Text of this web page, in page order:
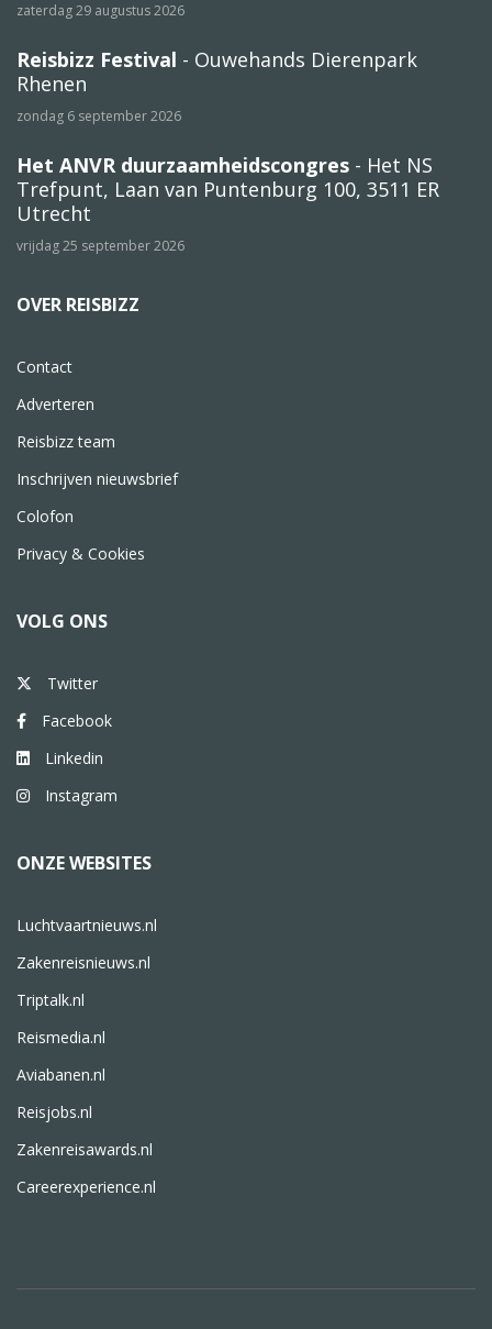
zaterdag 29 augustus 2026
Reisbizz Festival - Ouwehands Dierenpark
Rhenen
zondag 6 september 2026
Het ANVR duurzaamheidscongres - Het NS
Trefpunt, Laan van Puntenburg 100, 3511 ER
Utrecht
vrijdag 25 september 2026
OVER REISBIZZ
Contact
Adverteren
Reisbizz team
Inschrijven nieuwsbrief
Colofon
Privacy & Cookies
VOLG ONS
Twitter
Facebook
Linkedin
Instagram
ONZE WEBSITES
Luchtvaartnieuws.nl
Zakenreisnieuws.nl
Triptalk.nl
Reismedia.nl
Aviabanen.nl
Reisjobs.nl
Zakenreisawards.nl
Careerexperience.nl